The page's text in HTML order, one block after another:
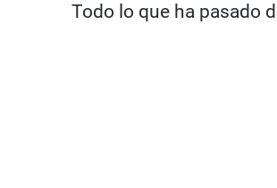
Todo lo que ha pasado